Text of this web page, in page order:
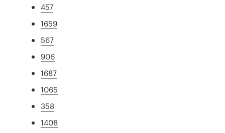
457
1659
567
906
1687
1065
358
1408